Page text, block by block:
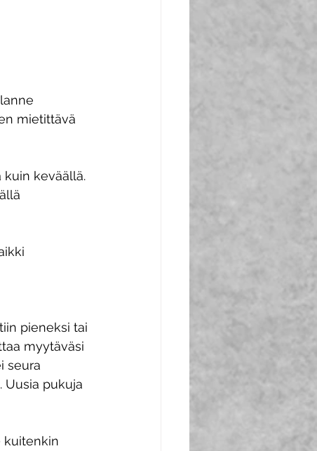
mietittävä
kuin keväällä.
pieneksi tai
myytäväsi
seura
pukuja
kuitenkin